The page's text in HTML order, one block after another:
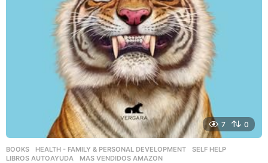
7 0
BOOKS ,HEALTH - FAMILY & PERSONAL DEVELOPMENT ,SELF HELP
LIBROS AUTOAYUDA
,MAS VENDIDOS AMAZON